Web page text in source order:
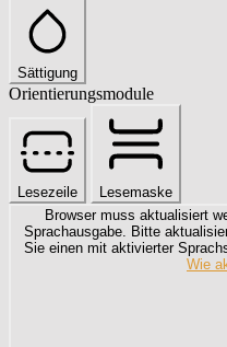
Sättigung
Orientierungsmodule
Lesezeile
Lesemaske
Browser muss aktualisiert
Sprachausgabe. Bitte
Sie einen mit aktivierter
Wie